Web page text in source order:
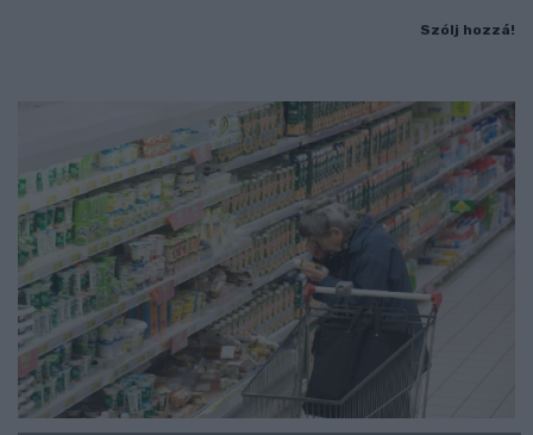
Szólj hozzá!